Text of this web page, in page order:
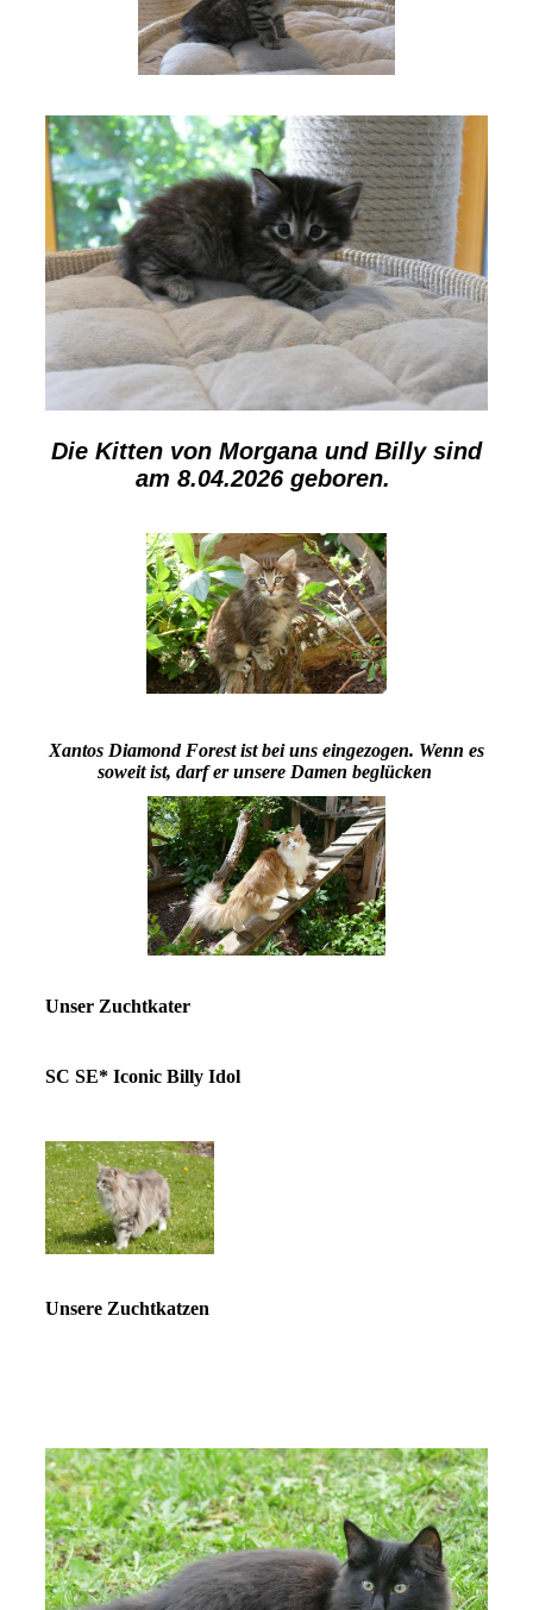
Die Kitten von Morgana und Billy sind
am 8.04.2026 geboren.
Xantos Diamond Forest ist bei uns eingezogen. Wenn es
soweit ist, darf er unsere Damen beglücken
Unser Zuchtkater
SC SE* Iconic Billy Idol
Unsere Zuchtkatzen